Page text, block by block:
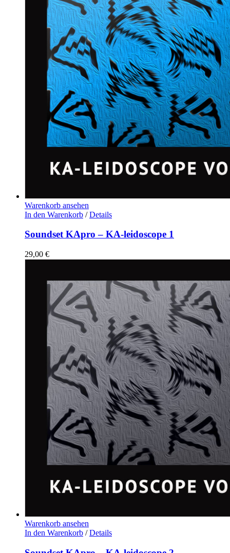
Warenkorb ansehen
In den Warenkorb / Details
Soundset KApro – KA-leidoscope 1
29,00 €
Warenkorb ansehen
In den Warenkorb / Details